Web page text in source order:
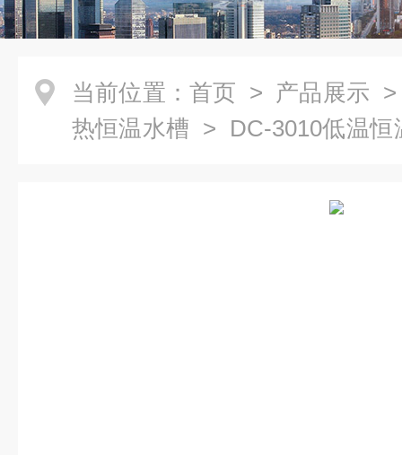
当前位置： 首页 > 产品展示
热恒温水槽 > DC-3010低温恒